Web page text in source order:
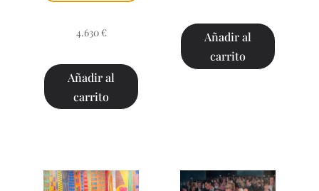
4.630 €
Añadir al
carrito
Añadir al
carrito